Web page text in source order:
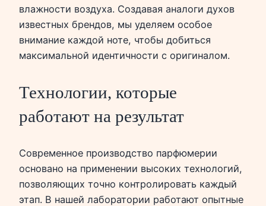
влажности воздуха. Создавая аналоги духов
известных брендов, мы уделяем особое
внимание каждой ноте, чтобы добиться
максимальной идентичности с оригиналом.
Технологии, которые
работают на результат
Современное производство парфюмерии
основано на применении высоких технологий,
позволяющих точно контролировать каждый
этап. В нашей лаборатории работают опытные